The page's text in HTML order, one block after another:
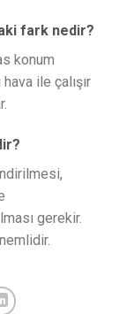
fark nedir?
konum
ile çalışır
gerekir.